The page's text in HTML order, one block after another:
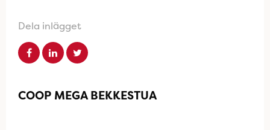
Dela inlägget
COOP MEGA BEKKESTUA